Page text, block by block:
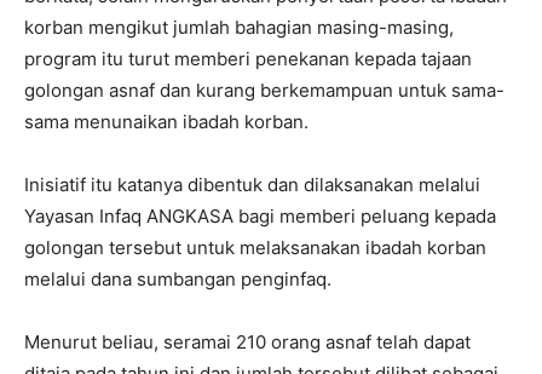
korban mengikut jumlah bahagian masing-masing,
program itu turut memberi penekanan kepada tajaan
golongan asnaf dan kurang berkemampuan untuk sama-
sama menunaikan ibadah korban.
Inisiatif itu katanya dibentuk dan dilaksanakan melalui
Yayasan Infaq ANGKASA bagi memberi peluang kepada
golongan tersebut untuk melaksanakan ibadah korban
melalui dana sumbangan penginfaq.
Menurut beliau, seramai 210 orang asnaf telah dapat